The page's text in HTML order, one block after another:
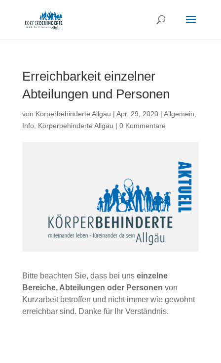
Erreichbarkeit einzelner
Abteilungen und Personen
von Körperbehinderte Allgäu | Apr. 29, 2020| Allgemein
Info, Körperbehinderte Allgäu | 0 Kommentare
Bitte beachten Sie, dass bei uns einzelne
Bereiche, Abteilungen oder Personen von
Kurzarbeit betroffen und nicht immer wie gewohnt
erreichbar sind. Danke für Ihr Verständnis.